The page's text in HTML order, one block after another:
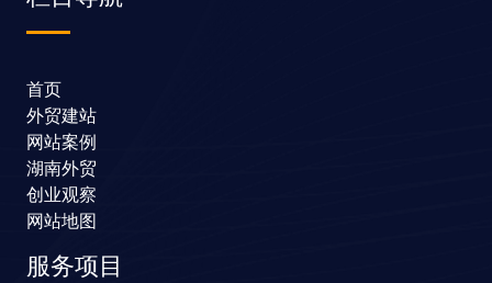
首页
外贸建站
网站案例
湖南外贸
创业观察
网站地图
服务项目